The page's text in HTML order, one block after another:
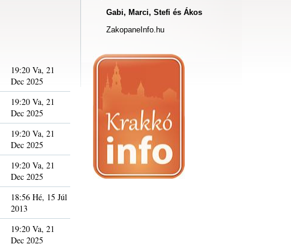
19:20 Va, 21
Dec 2025
19:20 Va, 21
Dec 2025
19:20 Va, 21
Dec 2025
19:20 Va, 21
Dec 2025
18:56 Hé, 15 Júl
2013
19:20 Va, 21
Dec 2025
Gabi, Marci, Stefi és Ákos
ZakopaneInfo.hu